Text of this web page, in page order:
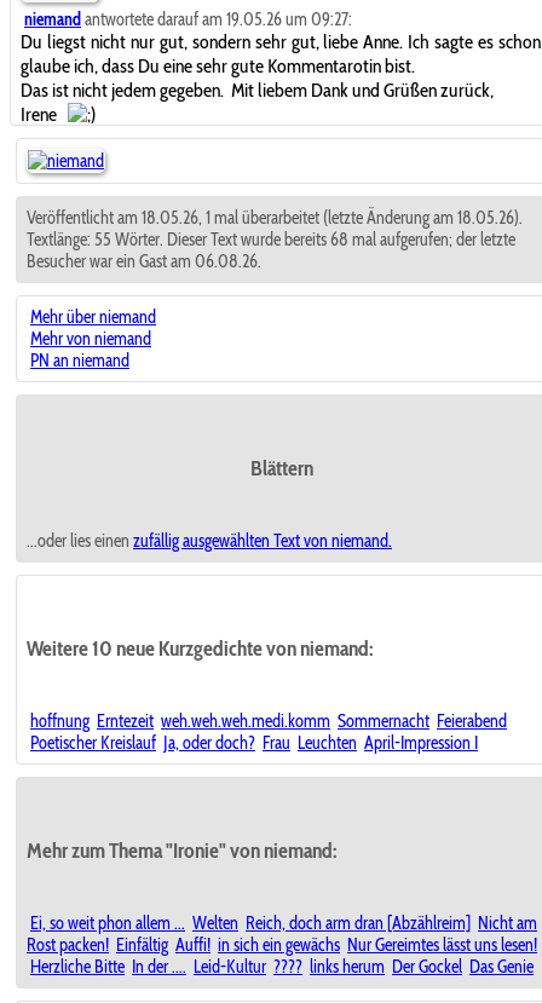
niemand antwortete darauf am 19.05.26 um 09:27:
Du liegst nicht nur gut, sondern sehr gut, liebe Anne. Ich sagte es
glaube ich, dass Du eine sehr gute Kommentarotin bist.
Das ist nicht jedem gegeben. Mit liebem Dank und Grüßen zurück,
Irene
Veröffentlicht am 18.05.26, 1 mal überarbeitet (letzte Änderung am 18.05.26).
Textlänge: 55 Wörter. Dieser Text wurde bereits 68 mal aufgerufen; der letzte
Besucher war ein Gast am 06.08.26.
Mehr über niemand
Mehr von niemand
PN an niemand
Blättern
...oder lies einen zufällig ausgewählten Text von niemand.
Weitere 10 neue Kurzgedichte von niemand:
hoffnung Erntezeit weh.weh.weh.medi.komm Sommernacht Feierabend
Poetischer Kreislauf Ja, oder doch? Frau Leuchten April-Impression I
Mehr zum Thema "Ironie" von niemand:
Ei, so weit phon allem ... Welten Reich, doch arm dran [Abzählreim] Nicht am
Rost packen! Einfältig Auffi! in sich ein gewächs Nur Gereimtes lässt uns lesen!
Herzliche Bitte In der .... Leid-Kultur ???? links herum Der Gockel Das Genie